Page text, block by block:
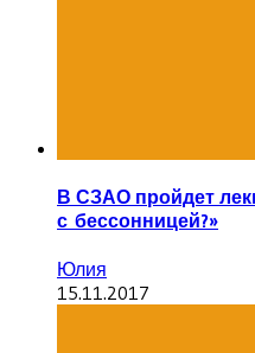
В СЗАО пройдет
с бессонницей?»
Юлия
15.11.2017